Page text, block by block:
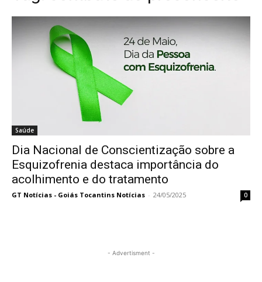
Saúde
Dia Nacional de Conscientização sobre a
Esquizofrenia destaca importância do
acolhimento e do tratamento
GT Notícias - Goiás Tocantins Notícias - 24/05/2025 0
- Advertisment -